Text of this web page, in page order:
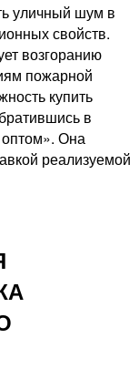
уличный шум в
свойств.
возгоранию
пожарной
купить
в
Она
реализуемой